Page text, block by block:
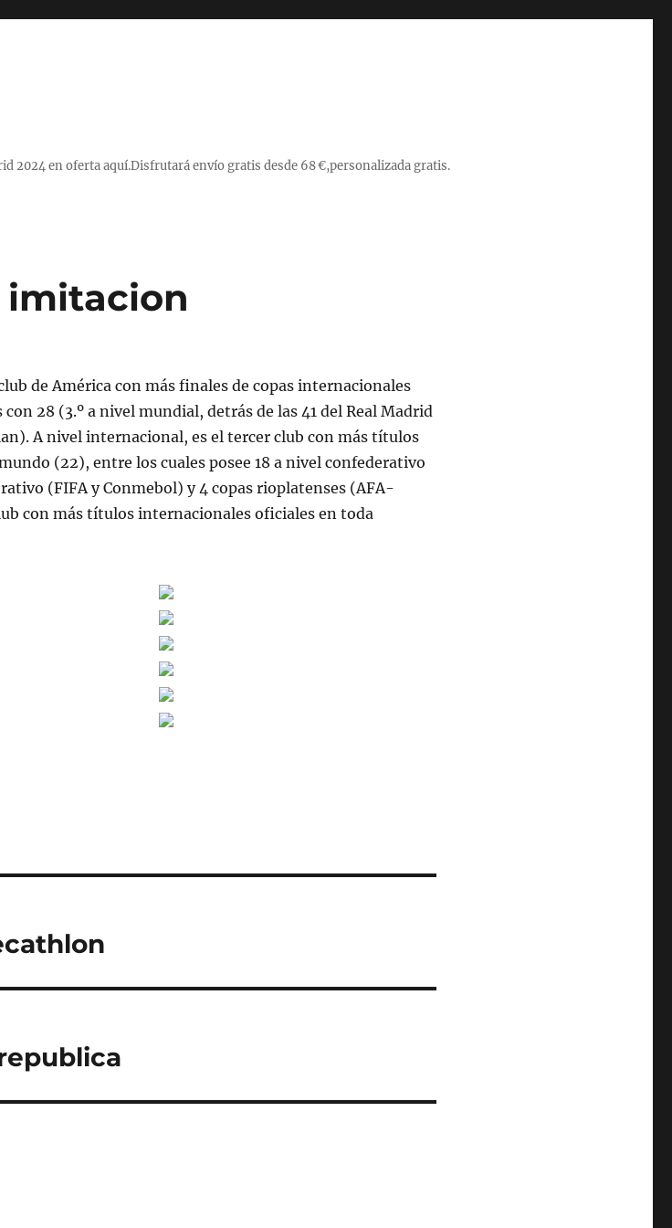
2024 en oferta aquí.Disfrutará envío gratis desde 68 €,personalizada gratis.
de América con más finales de copas internacionales
28 (3.º a nivel mundial, detrás de las 41 del Real Madrid
A nivel internacional, es el tercer club con más títulos
(22), entre los cuales posee 18 a nivel confederativo
(FIFA y Conmebol) y 4 copas rioplatenses (AFA-
con más títulos internacionales oficiales en toda